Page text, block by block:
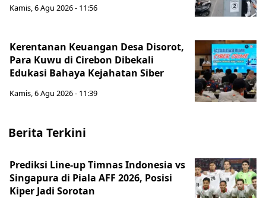
Kamis, 6 Agu 2026 - 11:56
Kerentanan Keuangan Desa Disorot,
Para Kuwu di Cirebon Dibekali
Edukasi Bahaya Kejahatan Siber
Kamis, 6 Agu 2026 - 11:39
Berita Terkini
Prediksi Line-up Timnas Indonesia vs
Singapura di Piala AFF 2026, Posisi
Kiper Jadi Sorotan